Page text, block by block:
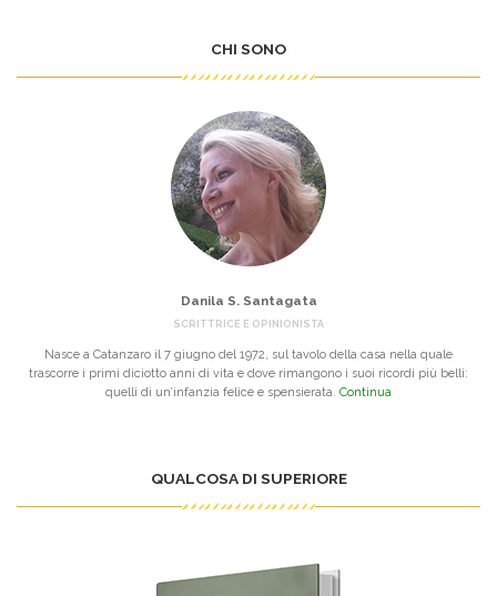
CHI SONO
Danila S. Santagata
SCRITTRICE E OPINIONISTA
Nasce a Catanzaro il 7 giugno del 1972, sul tavolo della casa nella quale
trascorre i primi diciotto anni di vita e dove rimangono i suoi ricordi più belli:
quelli di un’infanzia felice e spensierata. Continua
QUALCOSA DI SUPERIORE